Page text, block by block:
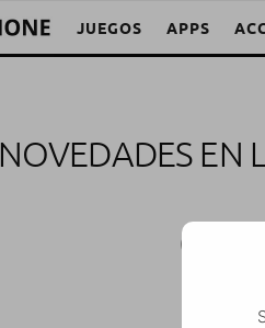
JUEGOS APPS
NOVEDADES EN